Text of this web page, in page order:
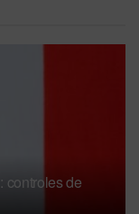
controles de